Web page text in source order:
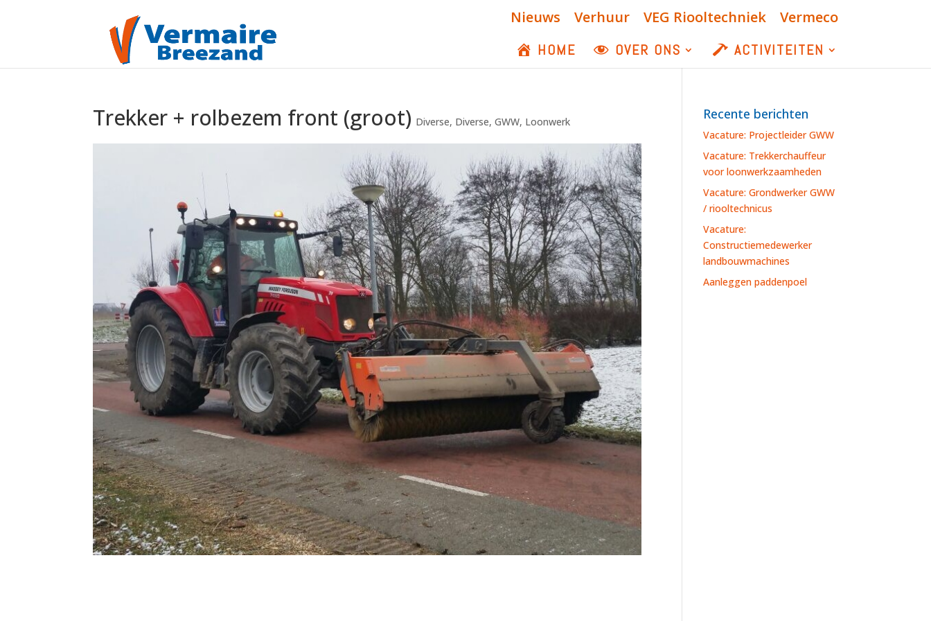
Nieuws Verhuur VEG Riooltechniek Vermeco
HOME OVER ONS ACTIVITEITEN
Trekker + rolbezem front (groot) Diverse, Diverse,GWW, Loonwerk Recente berichten
Vacature: Projectleider GWW
Vacature: Trekkerchauffeur
voor loonwerkzaamheden
Vacature: Grondwerker GWW
/ riooltechnicus
Vacature:
Constructiemedewerker
landbouwmachines
Aanleggen paddenpoel